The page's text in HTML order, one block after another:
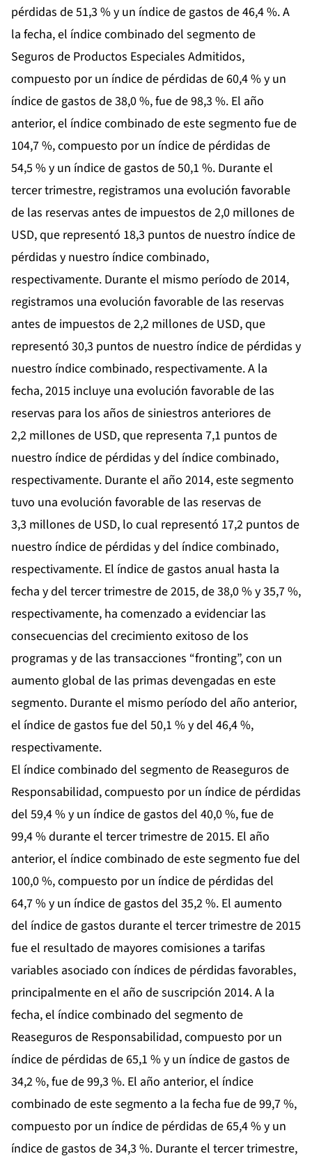
pérdidas de 51,3 % y un índice de gastos de 46,4 %. A
la fecha, el índice combinado del segmento de
Seguros de Productos Especiales Admitidos,
compuesto por un índice de pérdidas de 60,4 % y un
índice de gastos de 38,0 %, fue de 98,3 %. El año
anterior, el índice combinado de este segmento fue de
104,7 %, compuesto por un índice de pérdidas de
54,5 % y un índice de gastos de 50,1 %. Durante el
tercer trimestre, registramos una evolución favorable
de las reservas antes de impuestos de 2,0 millones de
USD, que representó 18,3 puntos de nuestro índice de
pérdidas y nuestro índice combinado,
respectivamente. Durante el mismo período de 2014,
registramos una evolución favorable de las reservas
antes de impuestos de 2,2 millones de USD, que
representó 30,3 puntos de nuestro índice de pérdidas y
nuestro índice combinado, respectivamente. A la
fecha, 2015 incluye una evolución favorable de las
reservas para los años de siniestros anteriores de
2,2 millones de USD, que representa 7,1 puntos de
nuestro índice de pérdidas y del índice combinado,
respectivamente. Durante el año 2014, este segmento
tuvo una evolución favorable de las reservas de
3,3 millones de USD, lo cual representó 17,2 puntos de
nuestro índice de pérdidas y del índice combinado,
respectivamente. El índice de gastos anual hasta la
fecha y del tercer trimestre de 2015, de 38,0 % y 35,7 %,
respectivamente, ha comenzado a evidenciar las
consecuencias del crecimiento exitoso de los
programas y de las transacciones “fronting”, con un
aumento global de las primas devengadas en este
segmento. Durante el mismo período del año anterior,
el índice de gastos fue del 50,1 % y del 46,4 %,
respectivamente.
El índice combinado del segmento de Reaseguros de
Responsabilidad, compuesto por un índice de pérdidas
del 59,4 % y un índice de gastos del 40,0 %, fue de
99,4 % durante el tercer trimestre de 2015. El año
anterior, el índice combinado de este segmento fue del
100,0 %, compuesto por un índice de pérdidas del
64,7 % y un índice de gastos del 35,2 %. El aumento
del índice de gastos durante el tercer trimestre de 2015
fue el resultado de mayores comisiones a tarifas
variables asociado con índices de pérdidas favorables,
principalmente en el año de suscripción 2014. A la
fecha, el índice combinado del segmento de
Reaseguros de Responsabilidad, compuesto por un
índice de pérdidas de 65,1 % y un índice de gastos de
34,2 %, fue de 99,3 %. El año anterior, el índice
combinado de este segmento a la fecha fue de 99,7 %,
compuesto por un índice de pérdidas de 65,4 % y un
índice de gastos de 34,3 %. Durante el tercer trimestre,